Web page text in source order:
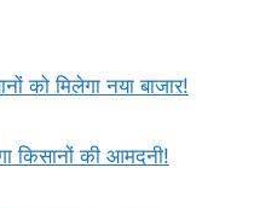
को मिलेगा नया बाजार!
किसानों की आमदनी!